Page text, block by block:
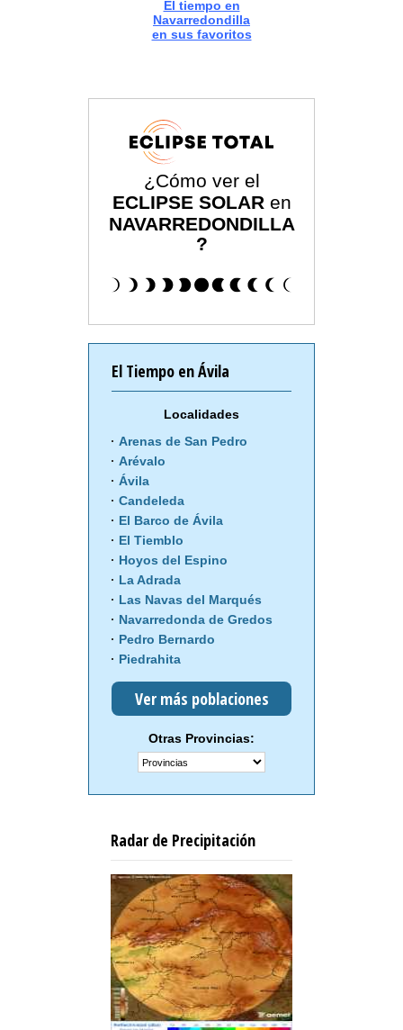
El tiempo en
Navarredondilla
en sus favoritos
¿Cómo ver el
ECLIPSE SOLAR en
NAVARREDONDILLA
?
El Tiempo en Ávila
Localidades
Arenas de San Pedro
Arévalo
Ávila
Candeleda
El Barco de Ávila
El Tiemblo
Hoyos del Espino
La Adrada
Las Navas del Marqués
Navarredonda de Gredos
Pedro Bernardo
Piedrahita
Ver más poblaciones
Otras Provincias:
Radar de Precipitación